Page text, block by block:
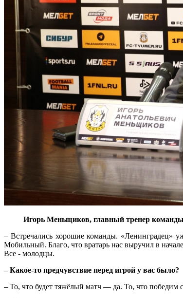
Игорь Меньщиков, главный тренер
– Встречались хорошие команды. «Ленинградец»
Мобильный. Благо, что вратарь нас выручил в
Все - молодцы.
– Какое-то предчувствие перед игрой у вас было?
– То, что будет тяжёлый матч — да. То, что